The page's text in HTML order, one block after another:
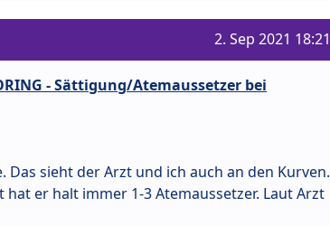
2. Sep 2021 18:21
- Sättigung/Atemaussetzer bei
Das sieht der Arzt und ich auch an den Kurven.
er halt immer 1-3 Atemaussetzer. Laut Arzt